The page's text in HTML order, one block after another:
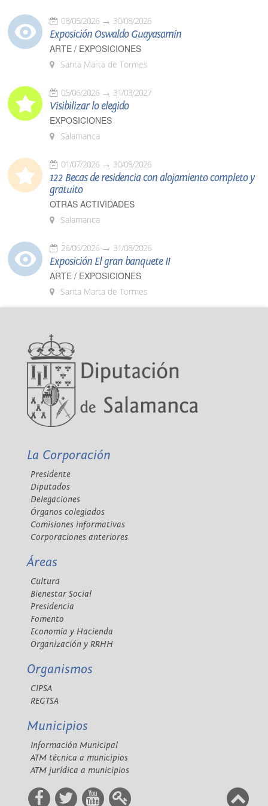
08/05/2026 30/08/2026
Exposición Oswaldo Guayasamín
ARTE / EXPOSICIONES
Santa Marta de Tormes
05/06/2026 31/03/2027
Visibilizar lo elegido
EXPOSICIONES
Salamanca
01/07/2026 30/09/2026
122 Becas de residencia con alojamiento completo y
gratuito
OTRAS ACTIVIDADES
Salamanca
26/06/2026 31/08/2026
Exposición El gran banquete II
ARTE / EXPOSICIONES
Santa Marta de Tormes
La Corporación
Presidente
Diputados
Delegaciones
Órganos colegiados
Comisiones informativas
Corporaciones anteriores
Áreas
Cultura
Bienestar Social
Presidencia
Fomento
Economía y Hacienda
Organización y RRHH
Organismos
CIPSA
REGTSA
Municipios
Información Municipal
ATM técnica a municipios
ATM jurídica a municipios